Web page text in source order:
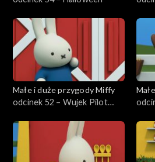
Małe i duże przygody Miffy
odcinek 52 – Wujek Pilot